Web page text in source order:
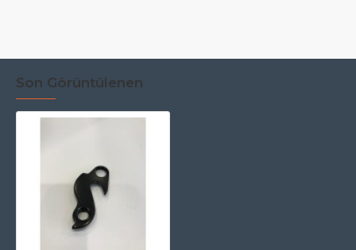
Son Görüntülenen